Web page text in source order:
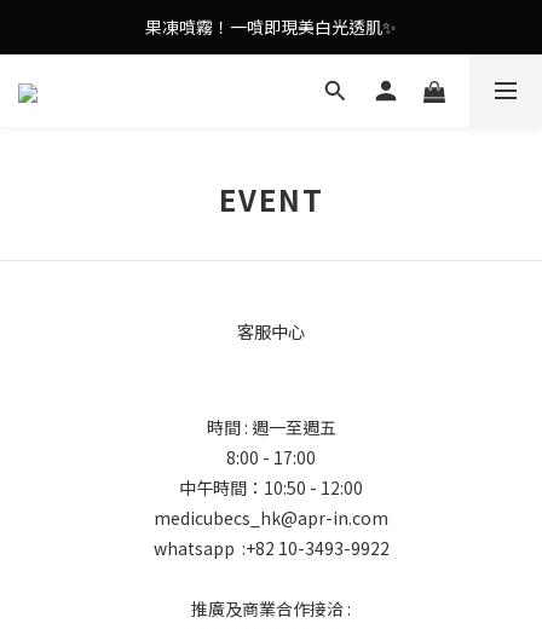
9in1多功能美容儀🌸護膚效果UP！
果凍噴霧！一噴即現美白光透肌✨
9in1多功能美容儀🌸護膚效果UP！
EVENT
客服中心
時間 : 週一至週五
8:00 - 17:00
中午時間：10:50 - 12:00
medicubecs_hk@apr-in.com
whatsapp :+82 10-3493-9922
推廣及商業合作接洽 :